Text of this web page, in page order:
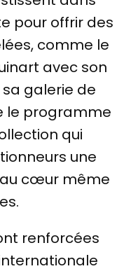
pour offrir des
comme le
avec son
galerie de
le programme
qui
une
cœur même
renforcées